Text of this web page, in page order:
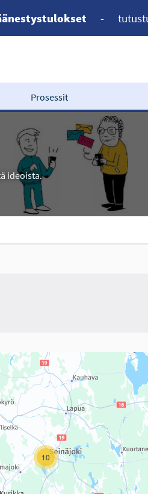
-
Prosessit
ideoista.
Elementtiä voi käyttää
10